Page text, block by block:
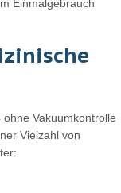
Einmalgebrauch
Vakuumkontrolle
Vielzahl von